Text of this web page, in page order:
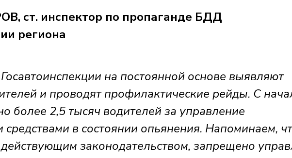
ст. инспектор по пропаганде БДД
региона
на постоянной основе выявляют
и проводят профилактические рейды. С
более 2,5 тысяч водителей за управление
в состоянии опьянения. Напоминаем,
действующим законодательством, запрещено